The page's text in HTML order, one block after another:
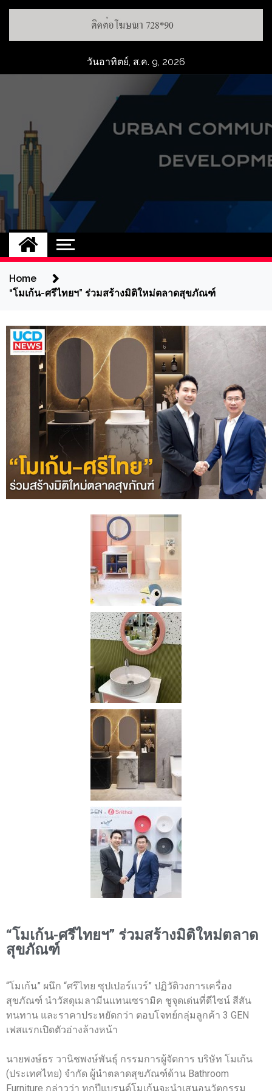
วันอาทิตย์, ส.ค. 9, 2026
UCD
NEW
Home
“โมเก้น-ศรีไทยฯ” ร่วมสร้างมิติใหม่ตลาดสุขภัณฑ์
“โมเก้น-ศรีไทยฯ” ร่วมสร้างมิติใหม่ตลาด
สุขภัณฑ์
“โมเก้น” ผนึก “ศรีไทย ซุปเปอร์แวร์” ปฏิวัติวงการเครื่อง
สุขภัณฑ์ นำวัสดุเมลามีนแทนเซรามิค ชูจุดเด่นที่ดีไซน์ สีสัน
ทนทาน และราคาประหยัดกว่า ตอบโจทย์กลุ่มลูกค้า 3 GEN
เฟสแรกเปิดตัวอ่างล้างหน้า
นายพงษ์ธร วานิชพงษ์พันธุ์ กรรมการผู้จัดการ บริษัท โมเก้น
(ประเทศไทย) จำกัด ผู้นำตลาดสุขภัณฑ์ด้าน Bathroom
Furniture กล่าวว่า ทุกปีแบรนด์โมเก้นจะนำเสนอนวัตกรรม